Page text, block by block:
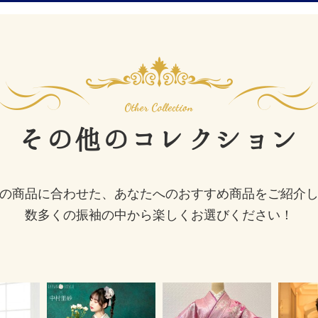
その他の コレクション
商品に合わせた、あなたへのおすすめ商品をご紹介
数多くの振袖の中から楽しくお選びください！